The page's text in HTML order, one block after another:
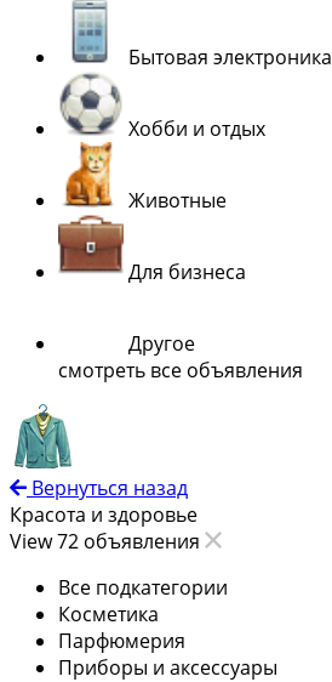
Бытовая электроника
Хобби и отдых
Животные
Для бизнеса
Другое
смотреть все объявления
Вернуться назад
Красота и здоровье
View 72 объявления
Все подкатегории
Косметика
Парфюмерия
Приборы и аксессуары